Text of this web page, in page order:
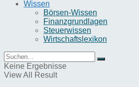
Wissen
Börsen-Wissen
Finanzgrundlagen
Steuerwissen
Wirtschaftslexikon
Keine Ergebnisse
View All Result